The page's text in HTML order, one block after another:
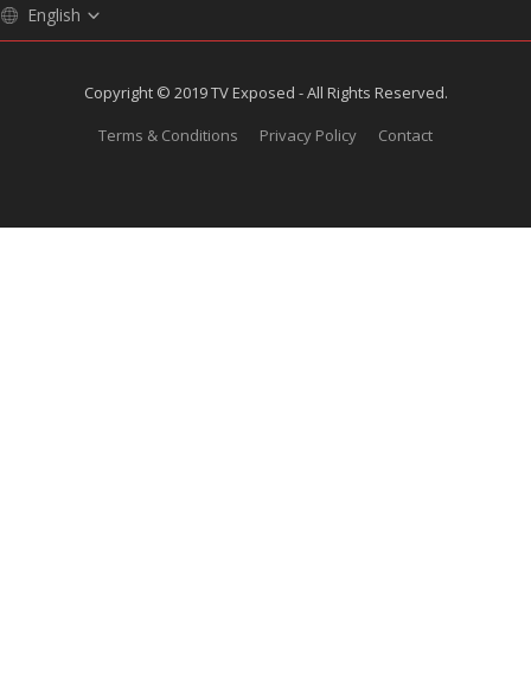
English
Copyright © 2019 TV Exposed - All Rights Reserved.
Terms & Conditions
Privacy Policy Contact